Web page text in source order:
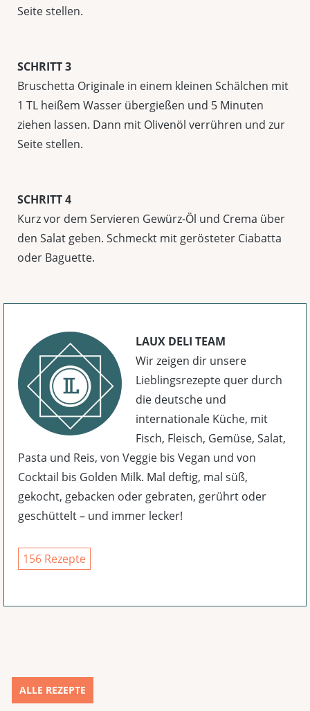
Seite stellen.
SCHRITT 3
Bruschetta Originale in einem kleinen Schälchen mit
1 TL heißem Wasser übergießen und 5 Minuten
ziehen lassen. Dann mit Olivenöl verrühren und zur
Seite stellen.
SCHRITT 4
Kurz vor dem Servieren Gewürz-Öl und Crema über
den Salat geben. Schmeckt mit gerösteter Ciabatta
oder Baguette.
LAUX DELI TEAM
Wir zeigen dir unsere
Lieblingsrezepte quer durch
die deutsche und
internationale Küche, mit
Fisch, Fleisch, Gemüse, Salat,
Pasta und Reis, von Veggie bis Vegan und von
Cocktail bis Golden Milk. Mal deftig, mal süß,
gekocht, gebacken oder gebraten, gerührt oder
geschüttelt – und immer lecker!
156 Rezepte
ALLE REZEPTE